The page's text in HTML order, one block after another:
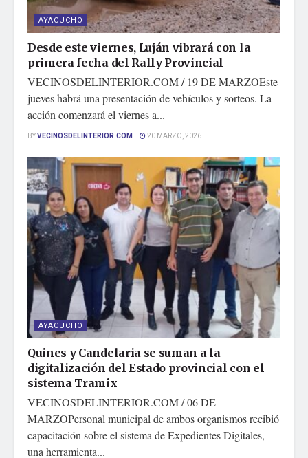
AYACUCHO
Desde este viernes, Luján vibrará con la
primera fecha del Rally Provincial
VECINOSDELINTERIOR.COM / 19 DE MARZOEste
jueves habrá una presentación de vehículos y sorteos. La
acción comenzará el viernes a...
BYVECINOSDELINTERIOR.COM 20 MARZO, 2026
AYACUCHO
Quines y Candelaria se suman a la
digitalización del Estado provincial con el
sistema Tramix
VECINOSDELINTERIOR.COM / 06 DE
MARZOPersonal municipal de ambos organismos recibió
capacitación sobre el sistema de Expedientes Digitales,
una herramienta...